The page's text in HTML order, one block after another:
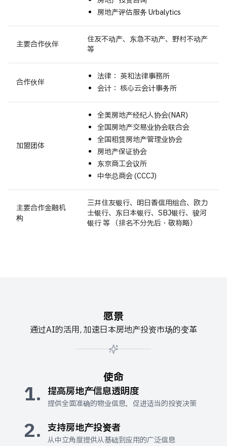
房地产评估服务 Urbalytics
主要合作伙伴
住友不动产、东急不动产、野村不动产
等
合作伙伴
法律： 英和法律事務所
会计： 核心云会计事务所
加盟团体
全美房地产经纪人协会(NAR)
全国房地产交易业协会联合会
全国租赁房地产管理业协会
房地产保证协会
东京商工会议所
中华总商会 (CCCJ)
主要合作金融机
构
三井住友银行、明日香信用组合、欧力
士银行、东日本银行、SBJ银行、骏河
银行 等 （排名不分先后・敬称略）
愿景
通过AI的活用, 加速日本房地产投资市场的变革
使命
1. 提高房地产信息透明度
提供全面准确的物业信息，促进适当的投资决策
2. 支持房地产投资者
从中立角度提供从基础到应用的广泛信息